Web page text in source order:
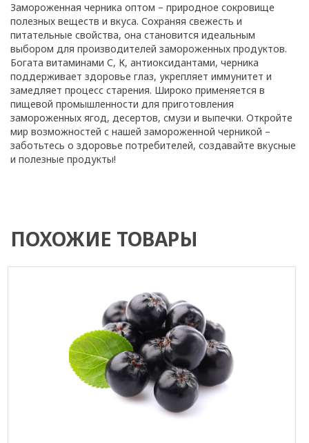
Замороженная черника оптом – природное сокровище
полезных веществ и вкуса. Сохраняя свежесть и
питательные свойства, она становится идеальным
выбором для производителей замороженных продуктов.
Богата витаминами С, К, антиоксидантами, черника
поддерживает здоровье глаз, укрепляет иммунитет и
замедляет процесс старения. Широко применяется в
пищевой промышленности для приготовления
замороженных ягод, десертов, смузи и выпечки. Откройте
мир возможностей с нашей замороженной черникой –
заботьтесь о здоровье потребителей, создавайте вкусные
и полезные продукты!
ПОХОЖИЕ ТОВАРЫ